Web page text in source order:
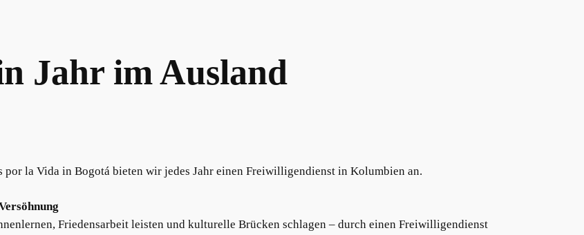
Jahr im Ausland
la Vida in Bogotá bieten wir jedes Jahr einen Freiwilligendienst in Kolumbien an.
Friedensarbeit leisten und kulturelle Brücken schlagen – durch einen Freiwilligendienst